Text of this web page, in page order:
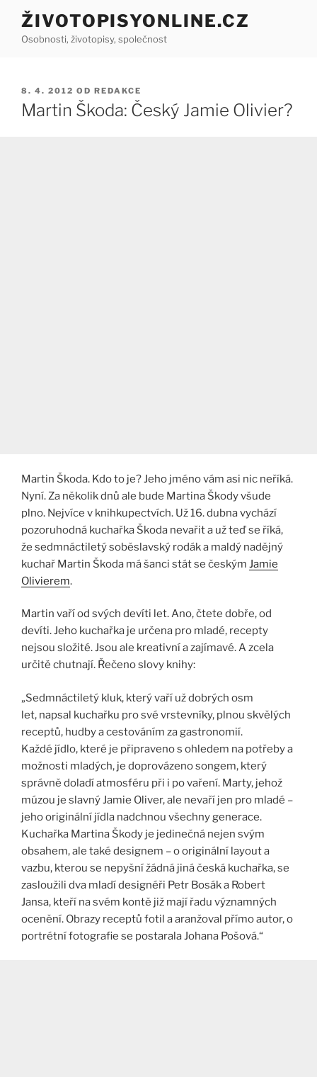
Přejít
obsahu
ŽIVOTOPISYONLINE.CZ
Osobnosti, životopisy, společnost
PUBLIKOVÁNO
8. 4. 2012 OD REDAKCE
Martin Škoda: Český Jamie Olivier?
Martin Škoda. Kdo to je? Jeho jméno vám asi nic neříká.
Nyní. Za několik dnů ale bude Martina Škody všude
plno. Nejvíce v knihkupectvích. Už 16. dubna vychází
pozoruhodná kuchařka Škoda nevařit a už teď se říká,
že sedmnáctiletý soběslavský rodák a maldý nadějný
kuchař Martin Škoda má šanci stát se českým Jamie
Olivierem.
Martin vaří od svých devíti let. Ano, čtete dobře, od
devíti. Jeho kuchařka je určena pro mladé, recepty
nejsou složité. Jsou ale kreativní a zajímavé. A zcela
určitě chutnají. Řečeno slovy knihy:
„Sedmnáctiletý kluk, který vaří už dobrých osm
let, napsal kuchařku pro své vrstevníky, plnou skvělých
receptů, hudby a cestováním za gastronomií.
Každé jídlo, které je připraveno s ohledem na potřeby a
možnosti mladých, je doprovázeno songem, který
správně doladí atmosféru při i po vaření. Marty, jehož
múzou je slavný Jamie Oliver, ale nevaří jen pro mladé –
jeho originální jídla nadchnou všechny generace.
Kuchařka Martina Škody je jedinečná nejen svým
obsahem, ale také designem – o originální layout a
vazbu, kterou se nepyšní žádná jiná česká kuchařka, se
zasloužili dva mladí designéři Petr Bosák a Robert
Jansa, kteří na svém kontě již mají řadu významných
ocenění. Obrazy receptů fotil a aranžoval přímo autor, o
portrétní fotografie se postarala Johana Pošová.“